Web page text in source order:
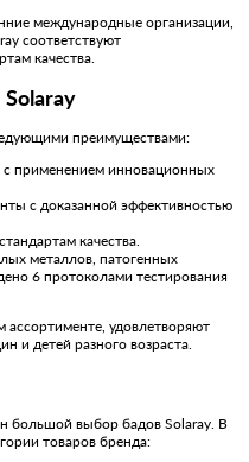
международные организации,
соответствуют
качества.
преимуществами:
применением инновационных
с доказанной эффективностью
качества.
металлов, патогенных
6 протоколами тестирования
удовлетворяют
и детей разного возраста.
большой выбор бадов Solaray. В
товаров бренда: